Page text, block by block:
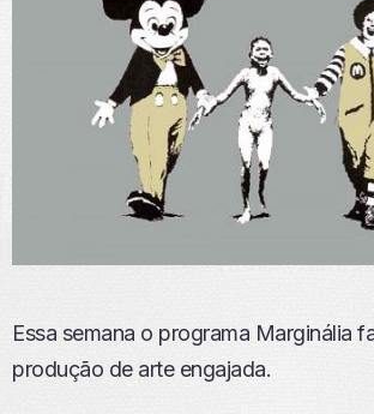
Essa semana o programa Marginália
produção de arte engajada.